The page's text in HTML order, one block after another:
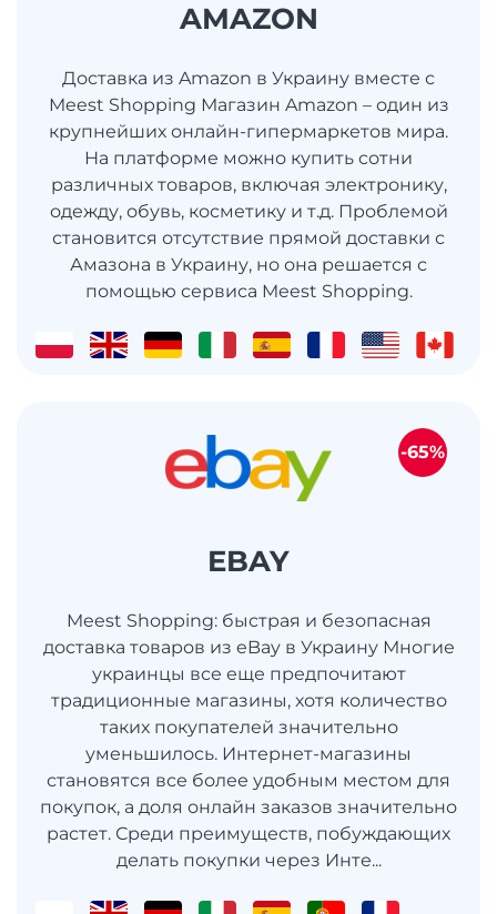
AMAZON
Доставка из Amazon в Украину вместе с
Meest Shopping Магазин Amazon – один из
крупнейших онлайн-гипермаркетов мира.
На платформе можно купить сотни
различных товаров, включая электронику,
одежду, обувь, косметику и т.д. Проблемой
становится отсутствие прямой доставки с
Амазона в Украину, но она решается с
помощью сервиса Meest Shopping.
EBAY
Meest Shopping: быстрая и безопасная
доставка товаров из eBay в Украину Многие
украинцы все еще предпочитают
традиционные магазины, хотя количество
таких покупателей значительно
уменьшилось. Интернет-магазины
становятся все более удобным местом для
покупок, а доля онлайн заказов значительно
растет. Среди преимуществ, побуждающих
делать покупки через Инте...
-65%